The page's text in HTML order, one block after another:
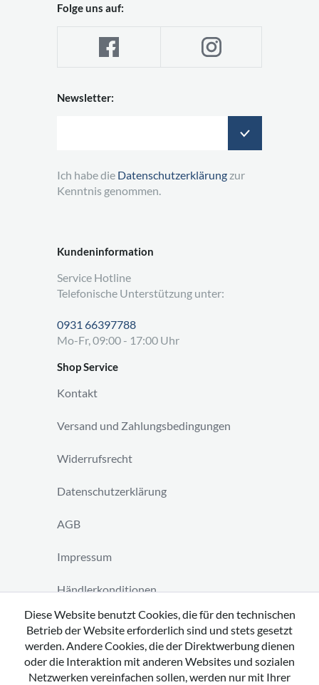
Kundeninformation
Service Hotline
Telefonische Unterstützung unter:
0931 66397788
Mo-Fr, 09:00 - 17:00 Uhr
Shop Service
Kontakt
Versand und Zahlungsbedingungen
Widerrufsrecht
Datenschutzerklärung
AGB
Impressum
Händlerkonditionen
Vertrag widerrufen
Folge uns auf:
Newsletter:
Ich habe die Datenschutzerklärung zur
Kenntnis genommen.
Diese Website benutzt Cookies, die für den technischen
Betrieb der Website erforderlich sind und stets gesetzt
werden. Andere Cookies, die der Direktwerbung dienen
oder die Interaktion mit anderen Websites und sozialen
Netzwerken vereinfachen sollen, werden nur mit Ihrer